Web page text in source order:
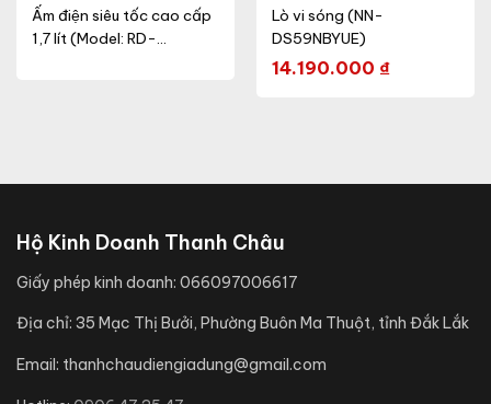
Ấm điện siêu tốc cao cấp
1,7 lít (Model: RD-
Lò vi sóng (NN-
DS59NBYUE)
14.190.000 ₫
Hộ Kinh Doanh Thanh Châu
Giấy phép kinh doanh: 066097006617
Địa chỉ: 35 Mạc Thị Bưởi, Phường Buôn Ma Thuột, tỉnh Đắk Lắk
Email: thanhchaudiengiadung@gmail.com